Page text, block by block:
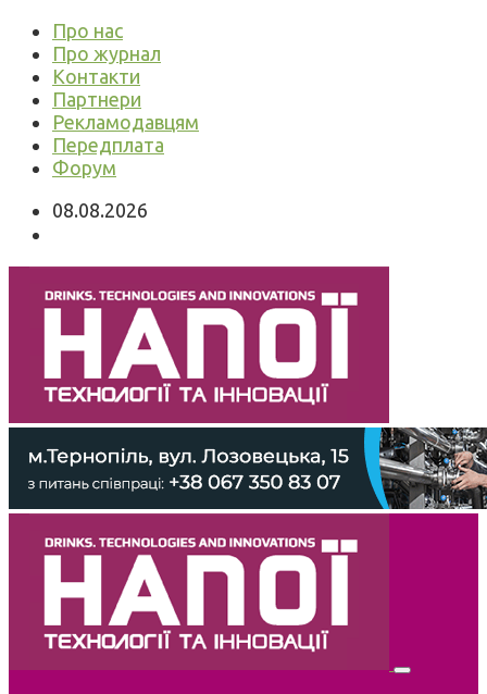
Про нас
Про журнал
Контакти
Партнери
Рекламодавцям
Передплата
Форум
08.08.2026